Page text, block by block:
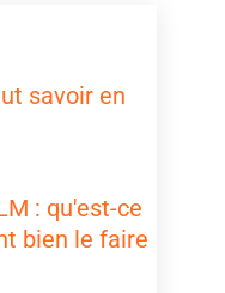
savoir en
: qu'est-ce
bien le faire